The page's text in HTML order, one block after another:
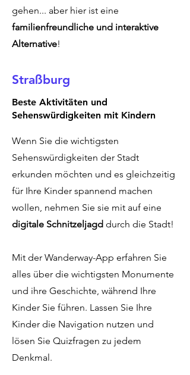
gehen... aber hier ist eine
familienfreundliche und interaktive
Alternative!
Straßburg
Beste Aktivitäten und
Sehenswürdigkeiten mit Kindern
Wenn Sie die wichtigsten
Sehenswürdigkeiten der Stadt
erkunden möchten und es gleichzeitig
für Ihre Kinder spannend machen
wollen, nehmen Sie sie mit auf eine
digitale Schnitzeljagd durch die Stadt!
Mit der Wanderway-App erfahren Sie
alles über die wichtigsten Monumente
und ihre Geschichte, während Ihre
Kinder Sie führen. Lassen Sie Ihre
Kinder die Navigation nutzen und
lösen Sie Quizfragen zu jedem
Denkmal.